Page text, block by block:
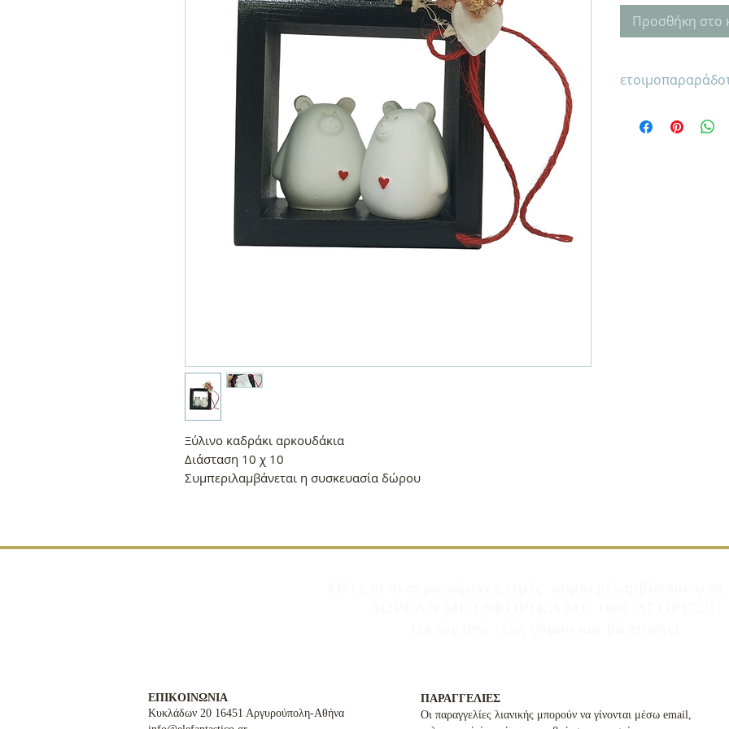
Ξύλινο καδράκι αρκουδάκια
Διάσταση 10 χ 10
Συμπεριλαμβάνεται η συσκευασία δώρου
Προσθήκη στο
ΕΠΙΚΟΙΝΩΝΙΑ
Κυκλάδων 20 16451 Αργυρούπολη-Αθήνα
ΠΑΡΑΓΓΕΛΙΕΣ
Οι παραγγελίες λιανικής μπορούν να γίνονται μέσω email,